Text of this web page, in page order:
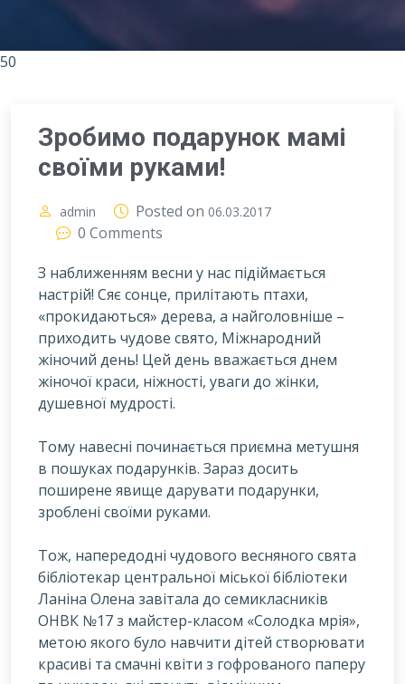
50
Зробимо подарунок мамі
своїми руками!
admin Posted on 06.03.2017
0 Comments
З наближенням весни у нас підіймається
настрій! Сяє сонце, прилітають птахи,
«прокидаються» дерева, а найголовніше –
приходить чудове свято, Міжнародний
жіночий день! Цей день вважається днем
жіночої краси, ніжності, уваги до жінки,
душевної мудрості.
Тому навесні починається приємна метушня
в пошуках подарунків. Зараз досить
поширене явище дарувати подарунки,
зроблені своїми руками.
Тож, напередодні чудового весняного свята
бібліотекар центральної міської бібліотеки
Ланіна Олена завітала до семикласників
ОНВК №17 з майстер-класом «Солодка мрія»,
метою якого було навчити дітей створювати
красиві та смачні квіти з гофрованого паперу